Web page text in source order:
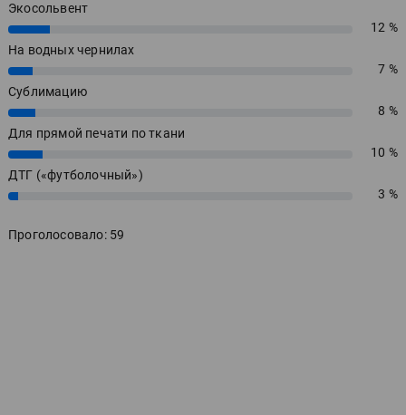
Экосольвент
12%
12 %
На водных чернилах
7%
7 %
Сублимацию
8%
8 %
Для прямой печати по ткани
10%
10 %
ДТГ («футболочный»)
3% 3 %
Проголосовало: 59